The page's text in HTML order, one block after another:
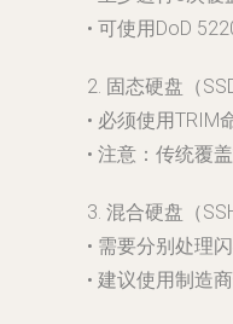
• 可使用DoD
2. 固态硬盘（
• 必须使用TRIM
• 注意：传统覆
3. 混合硬盘（
• 需要分别处理
• 建议使用制造